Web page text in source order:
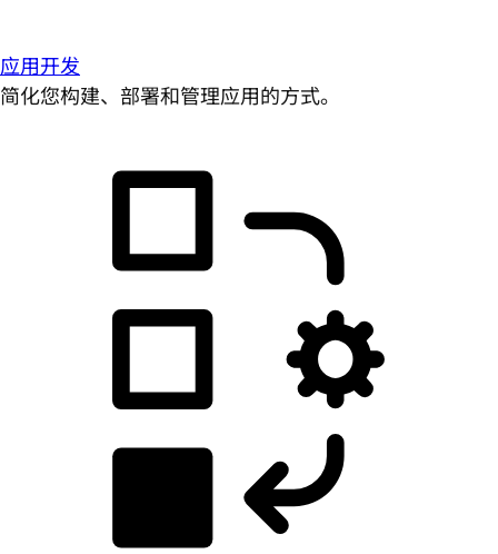
应用开发
简化您构建、部署和管理应用的方式。